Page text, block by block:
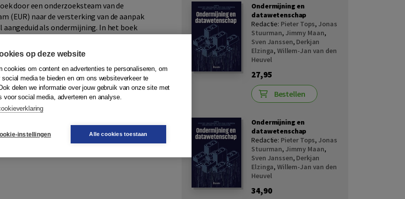
door een onderzoeksteam van de
(EUR) naar de versterking van de aanpak
als ondermijning. In het boek
in de periode 2019-2022
om de aanpak van
Daarnaast doen de auteurs een
deze aanpak op een aantal fundamentele
is meegegeven: de resultaten van het
en het maken van een aantal
Ondermijning en
datawetenschap
Redactie: Pieter Tops,Jonas
Stuurman, Jimmy Maan,
Sven Janssen, Derkjan
Elzinga, Willem-Jan van den
Heuvel
27,95
Bestellen
Ondermijning en
datawetenschap
Redactie: Pieter Tops,Jonas
Stuurman, Jimmy Maan,
Sven Janssen, Derkjan
Elzinga, Willem-Jan van den
Heuvel
34,90
op deze website
cookies om content en advertenties te personaliseren, om
media te bieden en om ons websiteverkeer te
delen we informatie over jouw gebruik van onze site met
voor social media, adverteren en analyse.
instellingen Alle cookies toestaan